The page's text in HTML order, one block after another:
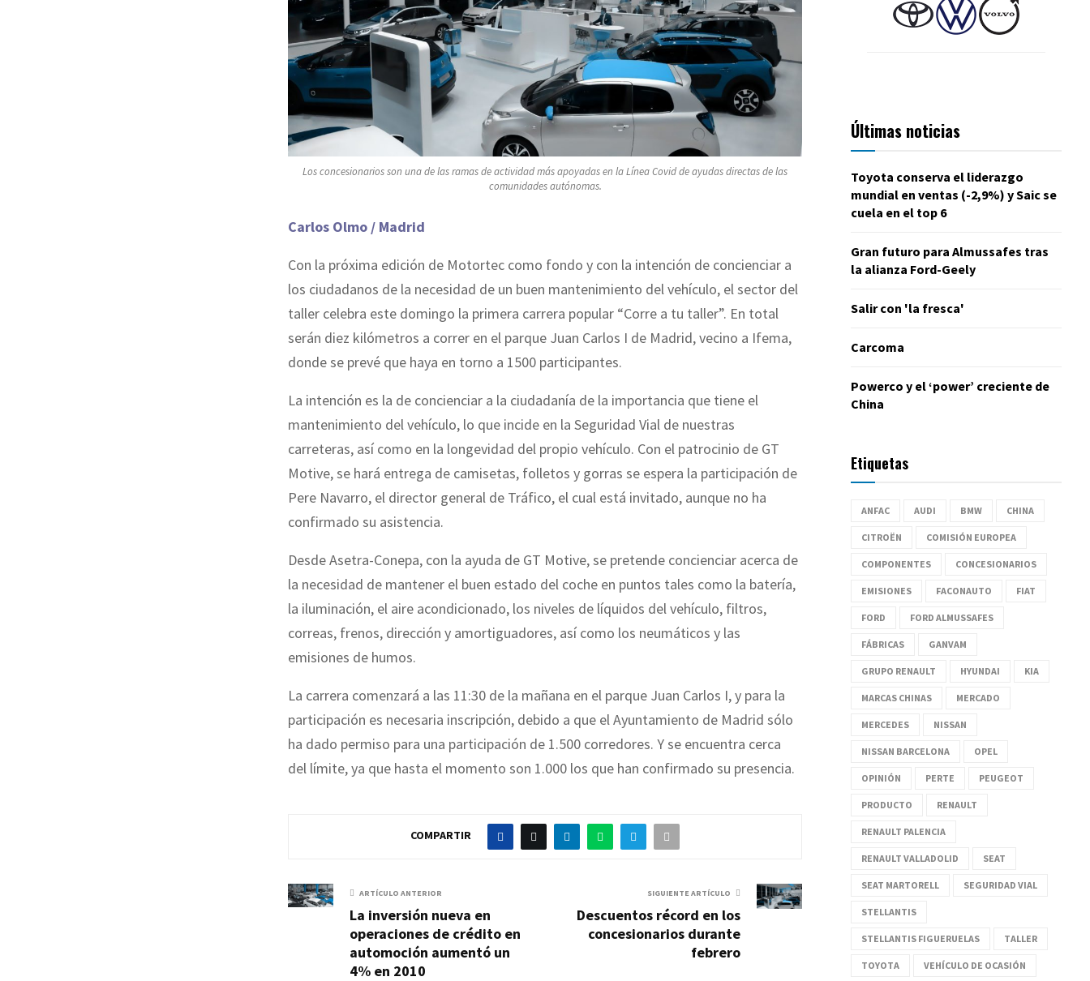
Los concesionarios son una de las ramas de actividad más apoyadas en la Línea Covid de ayudas directas de las
comunidades autónomas.
Carlos Olmo / Madrid
Con la próxima edición de Motortec como fondo y con la intención de concienciar a
los ciudadanos de la necesidad de un buen mantenimiento del vehículo, el sector del
taller celebra este domingo la primera carrera popular “Corre a tu taller”. En total
serán diez kilómetros a correr en el parque Juan Carlos I de Madrid, vecino a Ifema,
donde se prevé que haya en torno a 1500 participantes.
La intención es la de concienciar a la ciudadanía de la importancia que tiene el
mantenimiento del vehículo, lo que incide en la Seguridad Vial de nuestras
carreteras, así como en la longevidad del propio vehículo. Con el patrocinio de GT
Motive, se hará entrega de camisetas, folletos y gorras se espera la participación de
Pere Navarro, el director general de Tráfico, el cual está invitado, aunque no ha
confirmado su asistencia.
Desde Asetra-Conepa, con la ayuda de GT Motive, se pretende concienciar acerca de
la necesidad de mantener el buen estado del coche en puntos tales como la batería,
la iluminación, el aire acondicionado, los niveles de líquidos del vehículo, filtros,
correas, frenos, dirección y amortiguadores, así como los neumáticos y las
emisiones de humos.
La carrera comenzará a las 11:30 de la mañana en el parque Juan Carlos I, y para la
participación es necesaria inscripción, debido a que el Ayuntamiento de Madrid sólo
ha dado permiso para una participación de 1.500 corredores. Y se encuentra cerca
del límite, ya que hasta el momento son 1.000 los que han confirmado su presencia.
COMPARTIR
ARTÍCULO ANTERIOR
La inversión nueva en
operaciones de crédito en
automoción aumentó un
4% en 2010
SIGUIENTE ARTÍCULO
Descuentos récord en los
concesionarios durante
febrero
Últimas noticias
Toyota conserva el liderazgo
mundial en ventas (-2,9%) y Saic se
cuela en el top 6
Gran futuro para Almussafes tras
la alianza Ford-Geely
Salir con 'la fresca'
Carcoma
Powerco y el ‘power’ creciente de
China
Etiquetas
ANFAC AUDI BMW CHINA
CITROËN COMISIÓN EUROPEA
COMPONENTES CONCESIONARIOS
EMISIONES FACONAUTO FIAT
FORD FORD ALMUSSAFES
FÁBRICAS GANVAM
GRUPO RENAULT HYUNDAI KIA
MARCAS CHINAS MERCADO
MERCEDES NISSAN
NISSAN BARCELONA OPEL
OPINIÓN PERTE PEUGEOT
PRODUCTO RENAULT
RENAULT PALENCIA
RENAULT VALLADOLID SEAT
SEAT MARTORELL SEGURIDAD VIAL
STELLANTIS
STELLANTIS FIGUERUELAS TALLER
TOYOTA VEHÍCULO DE OCASIÓN